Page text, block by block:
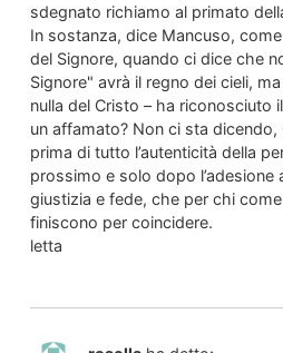
sdegnato richiamo al primato
In sostanza, dice Mancuso,
del Signore, quando ci dice che
Signore" avrà il regno dei cieli,
nulla del Cristo – ha riconosciuto
un affamato? Non ci sta dicendo,
prima di tutto l’autenticità della
prossimo e solo dopo l’adesione
giustizia e fede, che per chi
finiscono per coincidere.
letta